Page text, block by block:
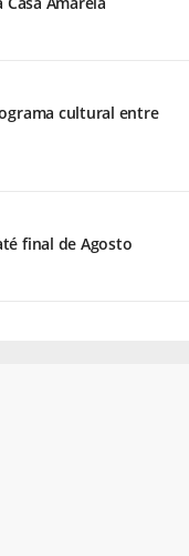
cultural entre
final de Agosto